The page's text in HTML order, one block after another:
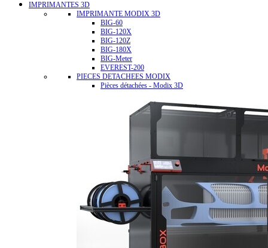
IMPRIMANTES 3D
IMPRIMANTE MODIX 3D
BIG-60
BIG-120X
BIG-120Z
BIG-180X
BIG-Meter
EVEREST-200
PIECES DETACHEES MODIX
Pièces détachées - Modix 3D